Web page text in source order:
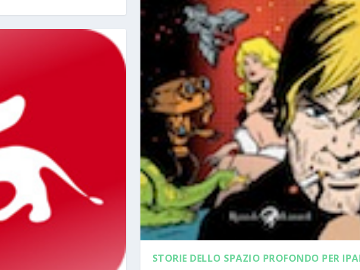
STORIE DELLO SPAZIO PROFONDO PER